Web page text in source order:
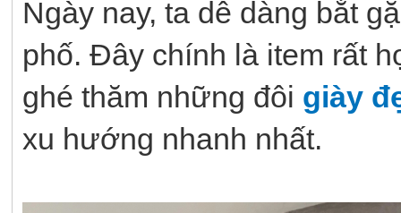
Ngày nay, ta dễ dàng bắt
phố. Đây chính là item rất
ghé thăm những đôi giày
xu hướng nhanh nhất.